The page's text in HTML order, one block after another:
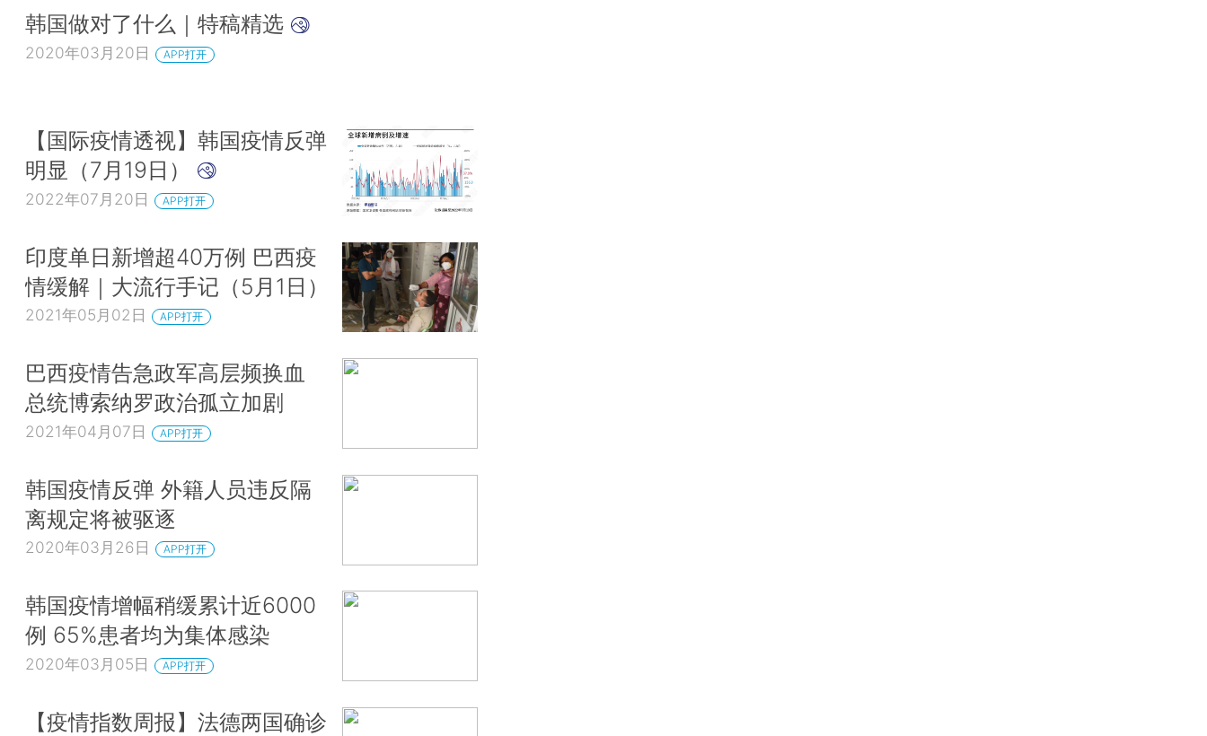
韩国做对了什么｜特稿精选
2020年03月20日 APP打开
【国际疫情透视】韩国疫情反弹
明显（7月19日）
2022年07月20日 APP打开
印度单日新增超40万例 巴西疫
情缓解｜大流行手记（5月1日）
2021年05月02日 APP打开
巴西疫情告急政军高层频换血
总统博索纳罗政治孤立加剧
2021年04月07日 APP打开
韩国疫情反弹 外籍人员违反隔
离规定将被驱逐
2020年03月26日 APP打开
韩国疫情增幅稍缓累计近6000
例 65%患者均为集体感染
2020年03月05日 APP打开
【疫情指数周报】法德两国确诊